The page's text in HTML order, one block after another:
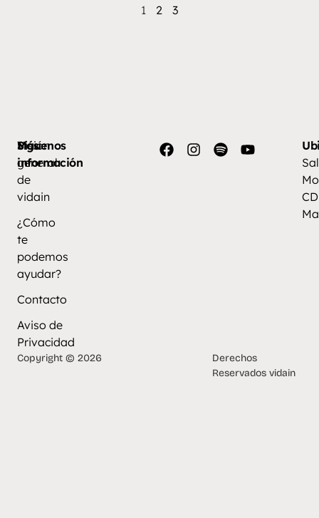
1 2 3
Más
información
Visión
general
de
vidain
¿Cómo
te
podemos
ayudar?
Contacto
Aviso de
Privacidad
Síguenos
Copyright © 2026
Derechos
Reservados vidain